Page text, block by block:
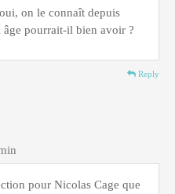
on le connaît depuis
âge pourrait-il bien avoir ?
Reply
pour Nicolas Cage que